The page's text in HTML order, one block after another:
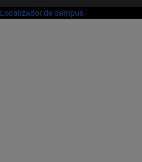
Localizador de campus